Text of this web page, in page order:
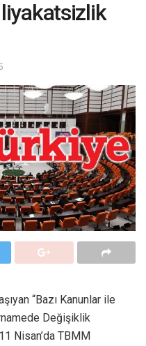
“Bazı Kanunlar ile
Değişiklik
Nisan’da TBMM